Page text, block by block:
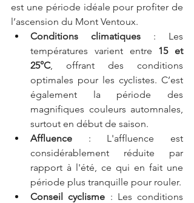
est une période idéale pour profiter de
l’ascension du Mont Ventoux.
Conditions climatiques : Les
températures varient entre 15 et
25°C, offrant des conditions
optimales pour les cyclistes. C’est
également la période des
magnifiques couleurs automnales,
surtout en début de saison.
Affluence : L'affluence est
considérablement réduite par
rapport à l'été, ce qui en fait une
période plus tranquille pour rouler.
Conseil cyclisme : Les conditions